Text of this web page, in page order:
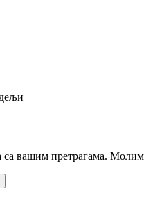
са вашим претрагама.